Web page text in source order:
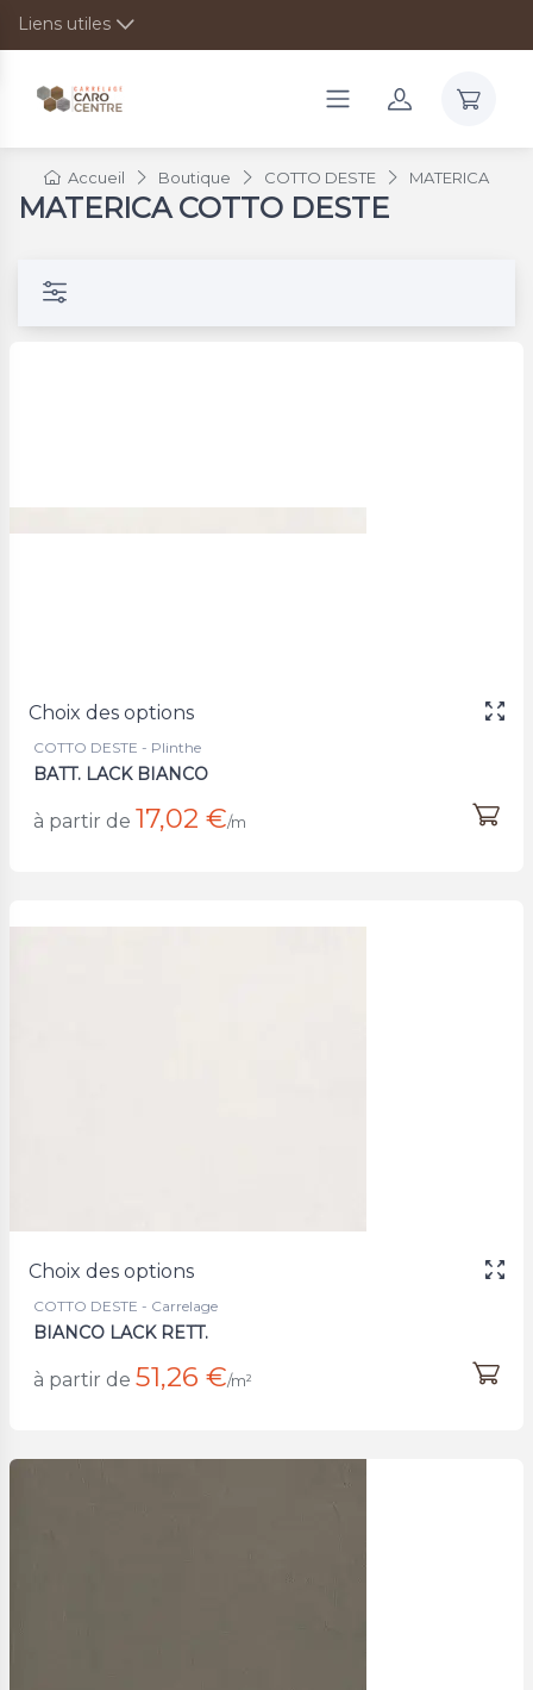
Liens utiles
Accueil Boutique COTTO DESTE MATERICA
MATERICA COTTO DESTE
Choix des options
COTTO DESTE - Plinthe
BATT. LACK BIANCO
à partir de 17,02 €/m
Choix des options
COTTO DESTE - Carrelage
BIANCO LACK RETT.
à partir de 51,26 €/m²